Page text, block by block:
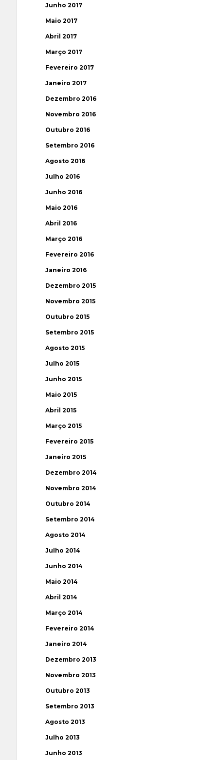
Junho 2017
Maio 2017
Abril 2017
Março 2017
Fevereiro 2017
Janeiro 2017
Dezembro 2016
Novembro 2016
Outubro 2016
Setembro 2016
Agosto 2016
Julho 2016
Junho 2016
Maio 2016
Abril 2016
Março 2016
Fevereiro 2016
Janeiro 2016
Dezembro 2015
Novembro 2015
Outubro 2015
Setembro 2015
Agosto 2015
Julho 2015
Junho 2015
Maio 2015
Abril 2015
Março 2015
Fevereiro 2015
Janeiro 2015
Dezembro 2014
Novembro 2014
Outubro 2014
Setembro 2014
Agosto 2014
Julho 2014
Junho 2014
Maio 2014
Abril 2014
Março 2014
Fevereiro 2014
Janeiro 2014
Dezembro 2013
Novembro 2013
Outubro 2013
Setembro 2013
Agosto 2013
Julho 2013
Junho 2013